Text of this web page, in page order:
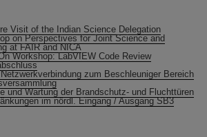
Visit of the Indian Science Delegation
on Perspectives for Joint Science and
at FAIR and NICA
Workshop: LabVIEW Code Review
zum Beschleuniger Bereich
und Wartung der Brandschutz- und Fluchttüren
im nördl. Eingang / Ausgang SB3